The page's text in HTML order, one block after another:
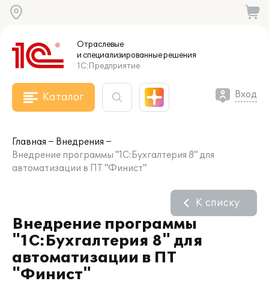
Отраслевые
и специализированныерешения
1С:Предприятие
Каталог Вход
Главная
Внедрения
Внедрение программы "1С:Бухгалтерия 8" для
автоматизации в ПТ "Финист"
Внедрение программы
"1С:Бухгалтерия 8" для
автоматизации в ПТ
"Финист"
К списку